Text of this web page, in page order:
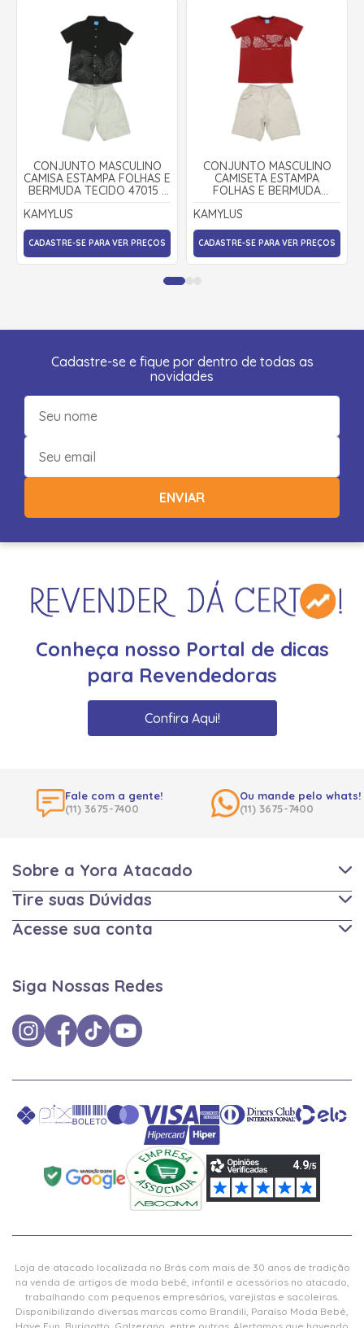
CONJUNTO MASCULINO
CAMISA ESTAMPA FOLHAS E
BERMUDA TECIDO 47015 -
KAMYLUS
KAMYLUS
CADASTRE-SE PARA VER PREÇOS
CONJUNTO MASCULINO
CAMISETA ESTAMPA
FOLHAS E BERMUDA
TECIDO 43707 - KAMYLUS
KAMYLUS
CADASTRE-SE PARA VER PREÇOS
Cadastre-se e fique por dentro de todas as
novidades
ENVIAR
Conheça nosso Portal de dicas
para Revendedoras
Confira Aqui!
Fale com a gente!
(11) 3675-7400
Ou mande pelo whats!
(11) 3675-7400
Sobre a Yora Atacado
Tire suas Dúvidas
Acesse sua conta
Siga Nossas Redes
Loja de atacado localizada no Brás com mais de 30 anos de tradição
na venda de artigos de moda bebê, infantil e acessórios no atacado,
trabalhando com pequenos empresários, varejistas e sacoleiras.
Disponibilizando diversas marcas como Brandili, Paraíso Moda Bebê,